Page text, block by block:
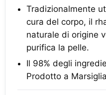
Tradizionalmente
cura del corpo, il
naturale di origine
purifica la pelle.
Il 98% degli
Prodotto a Marsiglia